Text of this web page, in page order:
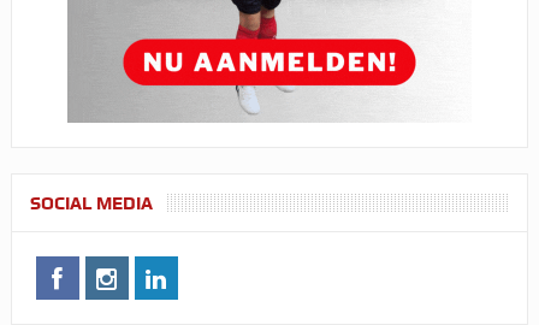
SOCIAL MEDIA